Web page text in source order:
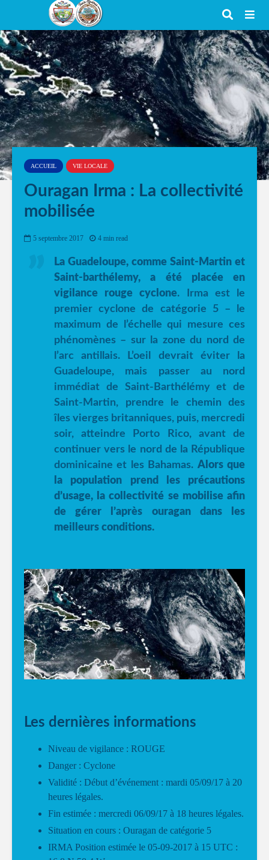
ACCUEIL VIE LOCALE
Ouragan Irma : La collectivité
mobilisée
5 septembre 2017 4 min read
La Guadeloupe, comme Saint-Martin et
Saint-barthélemy, a été placée en
vigilance rouge cyclone. Irma est le
premier cyclone de catégorie 5 – le
maximum de l’échelle qui mesure ces
phénomènes – sur la zone du nord de
l’arc antillais. L’oeil devrait éviter la
Guadeloupe, mais passer au nord
immédiat de Saint-Barthélémy et de
Saint-Martin, prendre le chemin des
îles vierges britanniques, puis, mercredi
soir, atteindre Porto Rico, avant de
continuer vers le nord de la République
dominicaine et les Bahamas. Alors que
la population prend les précautions
d’usage, la collectivité se mobilise afin
de gérer l’après ouragan dans les
meilleurs conditions.
Les dernières informations
Niveau de vigilance : ROUGE
Danger : Cyclone
Validité : Début d’événement : mardi 05/09/17 à 20
heures légales.
Fin estimée : mercredi 06/09/17 à 18 heures légales.
Situation en cours : Ouragan de catégorie 5
IRMA Position estimée le 05-09-2017 à 15 UTC :